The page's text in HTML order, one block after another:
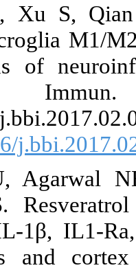
34. Yang X,
regulates
in
Behav
doi:10.1016/
[
35. Hoda
Raisuddin
attenuating